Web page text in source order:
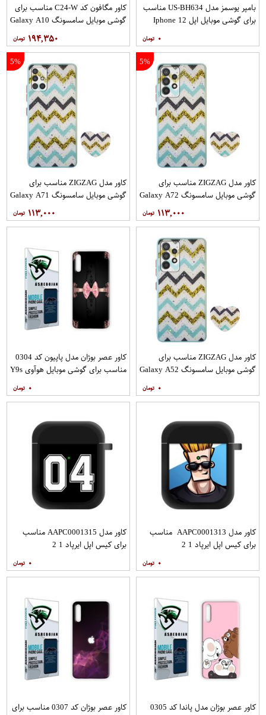
بامپر یوسمز مدل US-BH634 مناسب
برای گوشی موبایل اپل Iphone 12
۰
کاور مگافون کد C24-W مناسب برای
گوشی موبایل سامسونگ Galaxy A10
۱۹۴,۳۵۰
5%
کاور مدل ZIGZAG مناسب برای
گوشی موبایل سامسونگ Galaxy A72
۱۱۳,۰۰۰
5%
کاور مدل ZIGZAG مناسب برای
گوشی موبایل سامسونگ Galaxy A71
۱۱۳,۰۰۰
کاور مدل ZIGZAG مناسب برای
گوشی موبایل سامسونگ Galaxy A52
۰
کاور عصر بوژان مدل پاپیون کد 0304
مناسب برای گوشی موبایل هوآوی Y9s
۰
کاور مدل AAPC0001313 مناسب
برای کیس اپل ایرپاد 1 2
۰
کاور مدل AAPC0001315 مناسب
برای کیس اپل ایرپاد 1 2
۰
کاور عصر بوژان مدل پاندا کد 0305
کاور عصر بوژان کد 0307 مناسب برای